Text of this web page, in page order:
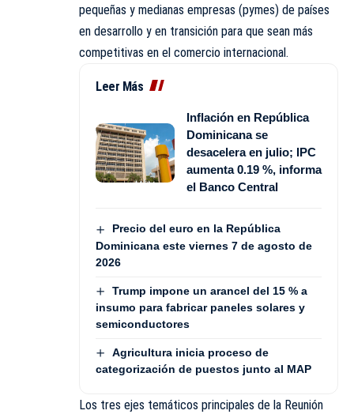
pequeñas y medianas empresas (pymes) de países
en desarrollo y en transición para que sean más
competitivas en el comercio internacional.
Leer Más
Inflación en República
Dominicana se
desacelera en julio; IPC
aumenta 0.19 %, informa
el Banco Central
Precio del euro en la República
Dominicana este viernes 7 de agosto de
2026
Trump impone un arancel del 15 % a
insumo para fabricar paneles solares y
semiconductores
Agricultura inicia proceso de
categorización de puestos junto al MAP
Los tres ejes temáticos principales de la Reunión